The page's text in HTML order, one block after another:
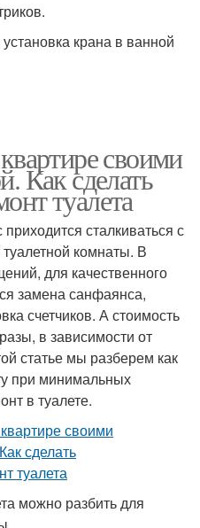
крана в ванной
своими
Как сделать
туалета
сталкиваться с
комнаты. В
для качественного
замена санфаянса,
счетчиков. А стоимость
в зависимости от
статье мы разберем как
при минимальных
в туалете.
можно разбить для